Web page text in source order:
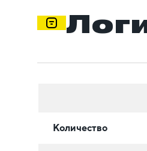
Количество